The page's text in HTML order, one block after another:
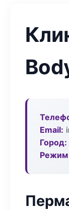
Email:
Город:
Режим